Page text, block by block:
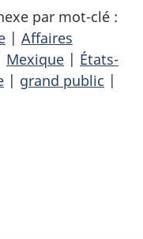
par mot-clé :
| Affaires
Mexique | États-
| grand public |